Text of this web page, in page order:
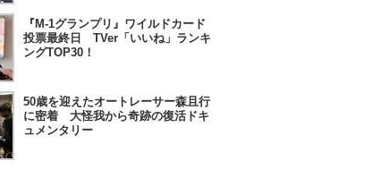
『M-1グランプリ』ワイルドカード
投票最終日 TVer「いいね」ランキ
ングTOP30！
50歳を迎えたオートレーサー森且行
に密着 大怪我から奇跡の復活ドキ
ュメンタリー